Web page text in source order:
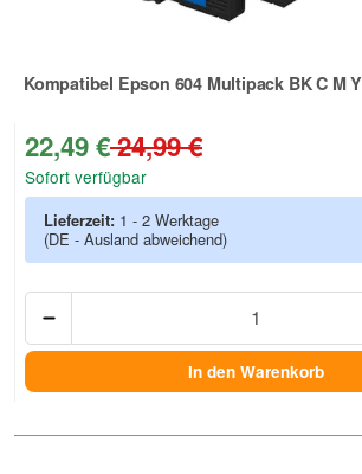
Kompatibel Epson 604 Multipack BK C M
Zur Artikelbewertung
22,49 €24,99 €
Sofort verfügbar
Lieferzeit: 1 - 2 Werktage
(DE - Ausland abweichend)
In den Warenkorb